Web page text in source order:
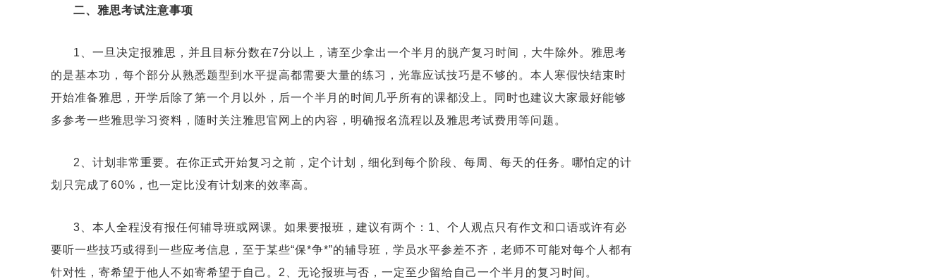
二、雅思考试注意事项
1、一旦决定报雅思，并且目标分数在7分以上，请至少拿出一个半月的脱产复习时间，大牛除外。雅思考
的是基本功，每个部分从熟悉题型到水平提高都需要大量的练习，光靠应试技巧是不够的。本人寒假快结束时
开始准备雅思，开学后除了第一个月以外，后一个半月的时间几乎所有的课都没上。同时也建议大家最好能够
多参考一些雅思学习资料，随时关注雅思官网上的内容，明确报名流程以及雅思考试费用等问题。
2、计划非常重要。在你正式开始复习之前，定个计划，细化到每个阶段、每周、每天的任务。哪怕定的计
划只完成了60%，也一定比没有计划来的效率高。
3、本人全程没有报任何辅导班或网课。如果要报班，建议有两个：1、个人观点只有作文和口语或许有必
要听一些技巧或得到一些应考信息，至于某些“保*争*”的辅导班，学员水平参差不齐，老师不可能对每个人都有
针对性，寄希望于他人不如寄希望于自己。2、无论报班与否，一定至少留给自己一个半月的复习时间。